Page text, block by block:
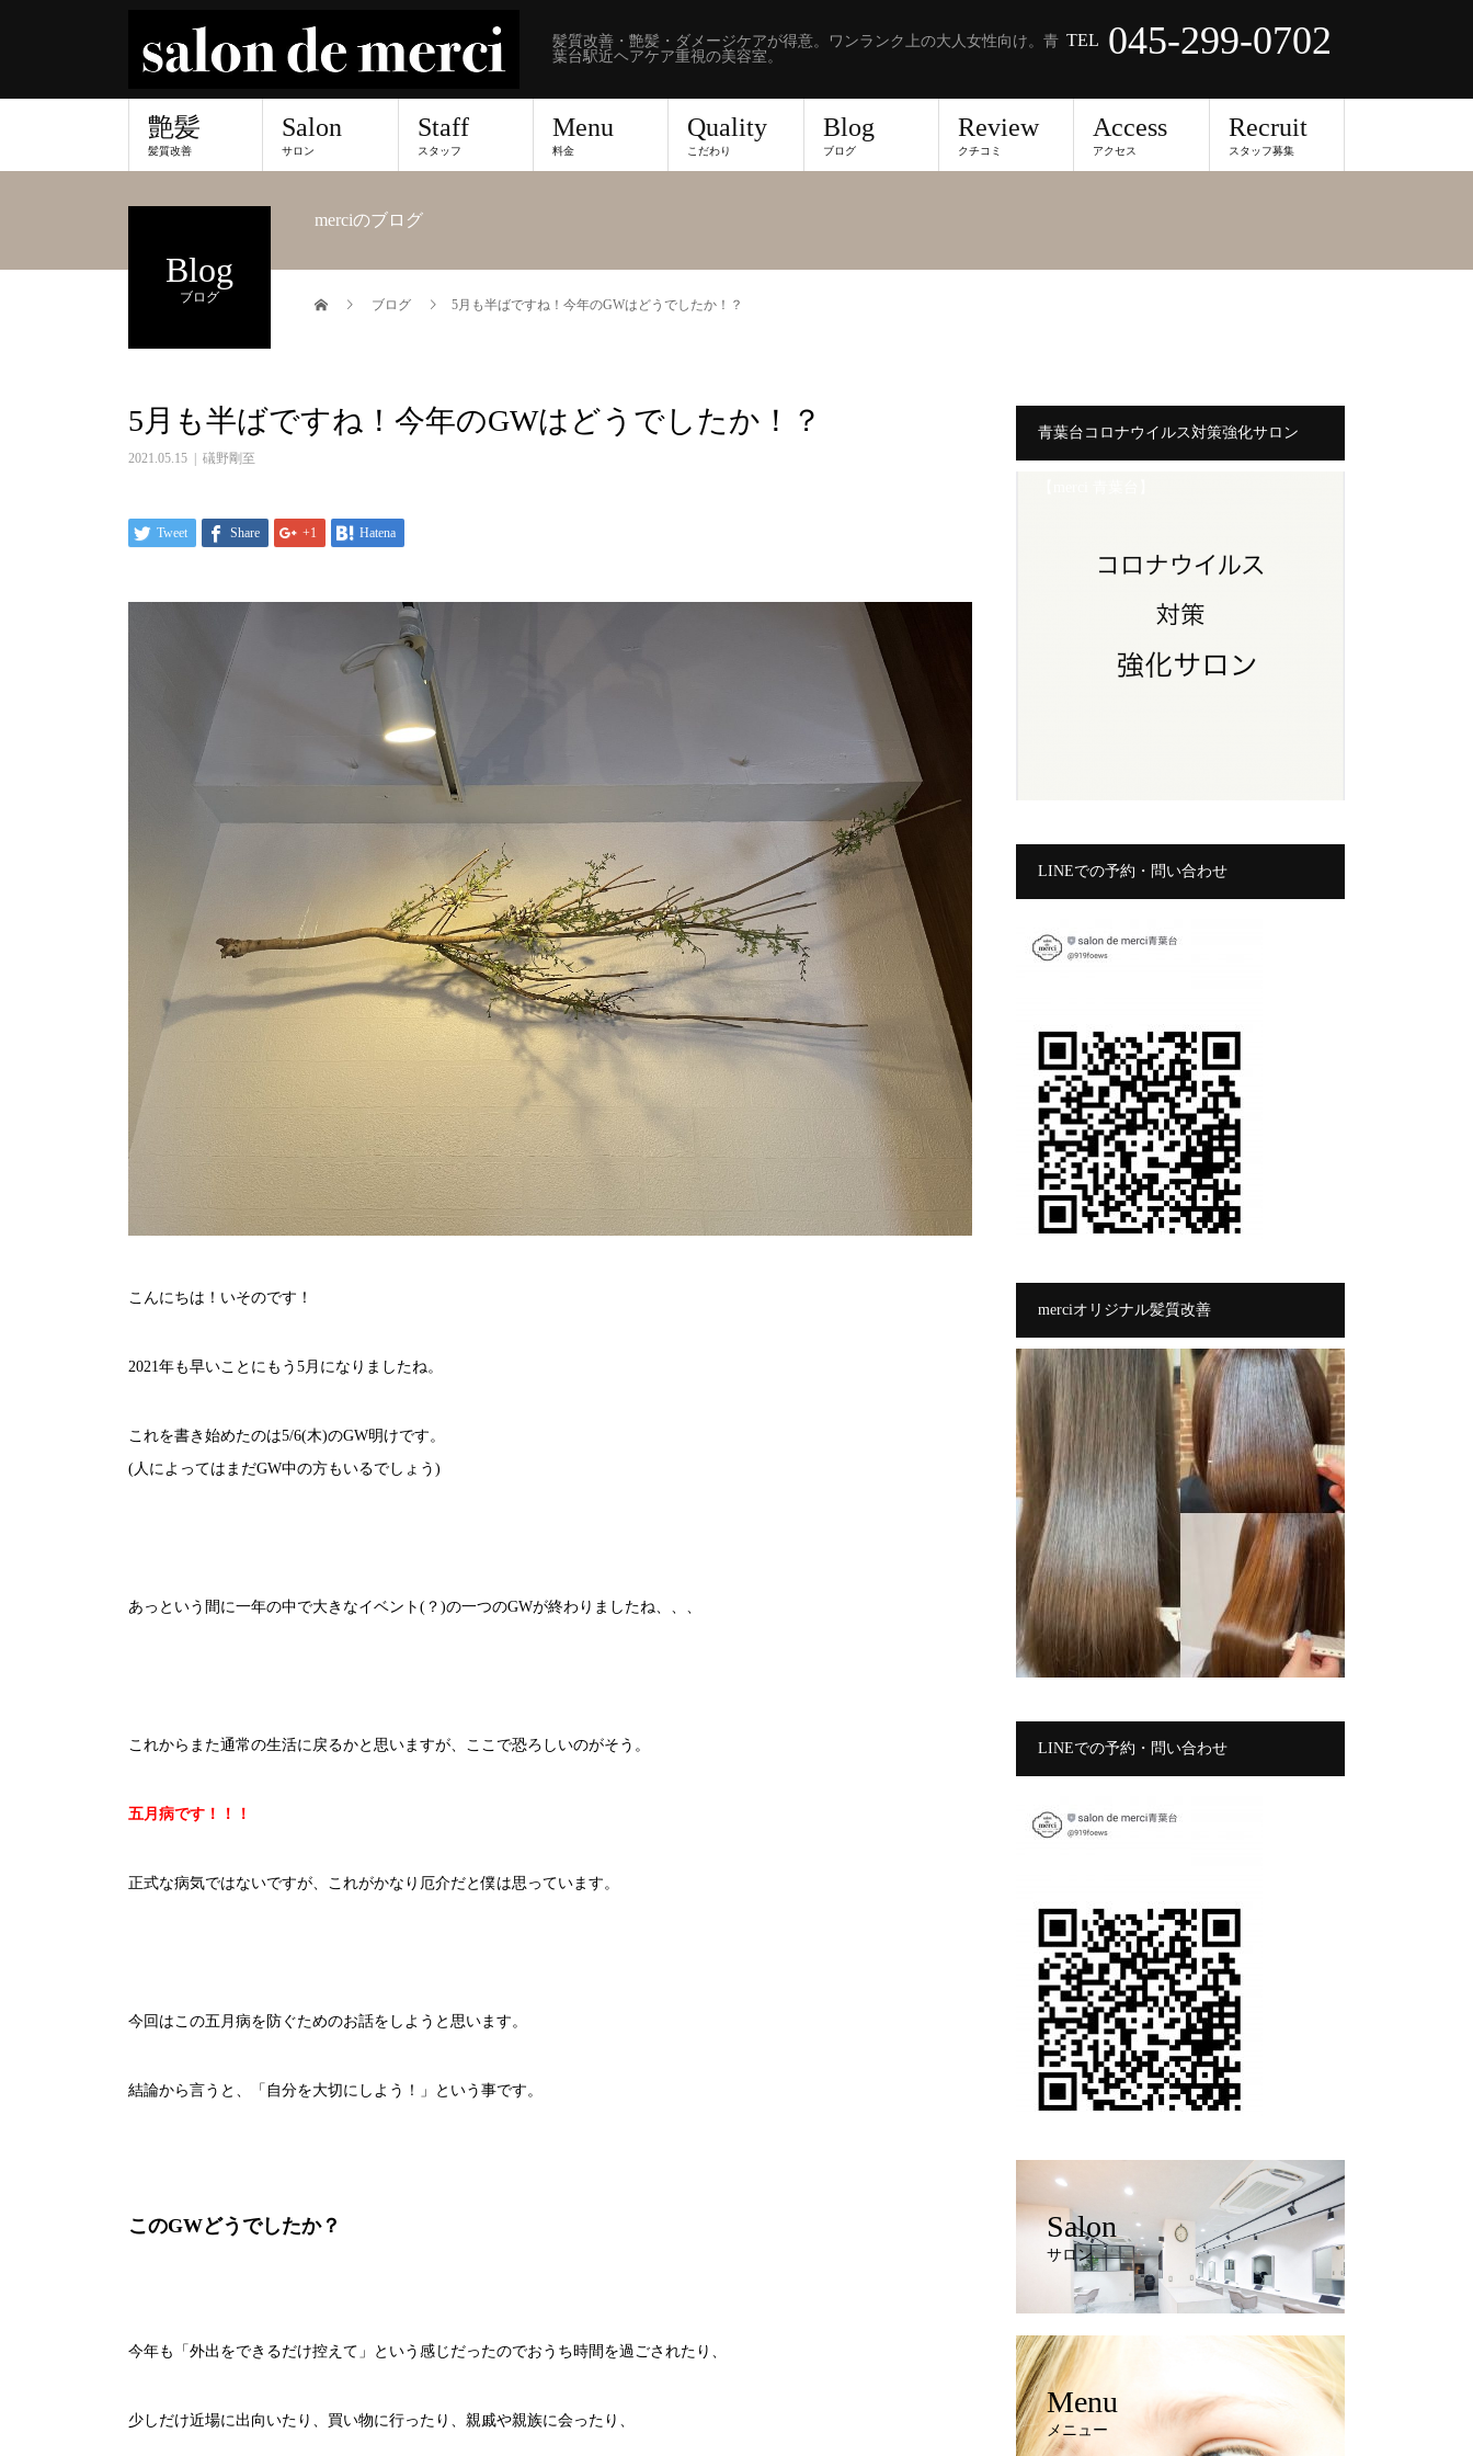
髪質改善・艶髪・ダメージケアが得意。ワンランク上の大人女性向け。青
葉台駅近ヘアケア重視の美容室。
TEL 045-299-0702
艶髪
髪質改善
Salon
サロン
Staff
スタッフ
Menu
料金
Quality
こだわり
Blog
ブログ
Review
クチコミ
Access
アクセス
Recruit
スタッフ募集
Blog
ブログ
merciのブログ
ブログ 5月も半ばですね！今年のGWはどうでしたか！？
5月も半ばですね！今年のGWはどうでしたか！？
2021.05.15 礒野剛至
Tweet Share +1 Hatena
こんにちは！いそのです！
2021年も早いことにもう5月になりましたね。
これを書き始めたのは5/6(木)のGW明けです。
(人によってはまだGW中の方もいるでしょう)
あっという間に一年の中で大きなイベント(？)の一つのGWが終わりましたね、、、
これからまた通常の生活に戻るかと思いますが、ここで恐ろしいのがそう。
五月病です！！！
正式な病気ではないですが、これがかなり厄介だと僕は思っています。
今回はこの五月病を防ぐためのお話をしようと思います。
結論から言うと、「自分を大切にしよう！」という事です。
このGWどうでしたか？
今年も「外出をできるだけ控えて」という感じだったのでおうち時間を過ごされたり、
少しだけ近場に出向いたり、買い物に行ったり、親戚や親族に会ったり、
青葉台コロナウイルス対策強化サロン
LINEでの予約・問い合わせ
merciオリジナル髪質改善
LINEでの予約・問い合わせ
Salon
サロン
Menu
メニュー